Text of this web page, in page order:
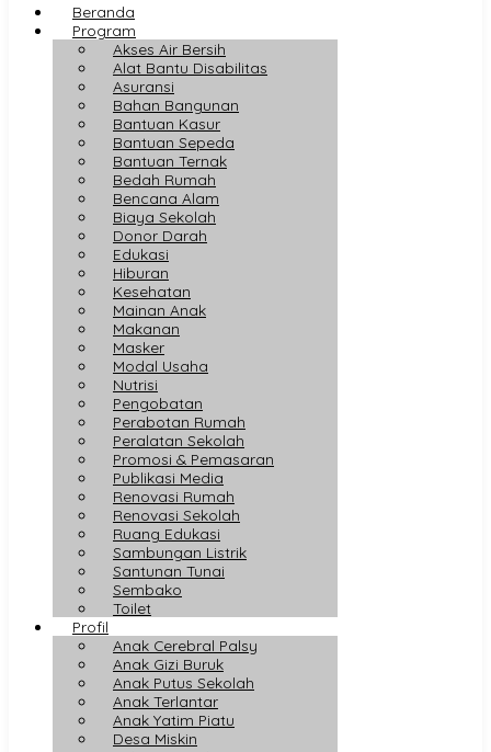
Beranda
Program
Akses Air Bersih
Alat Bantu Disabilitas
Asuransi
Bahan Bangunan
Bantuan Kasur
Bantuan Sepeda
Bantuan Ternak
Bedah Rumah
Bencana Alam
Biaya Sekolah
Donor Darah
Edukasi
Hiburan
Kesehatan
Mainan Anak
Makanan
Masker
Modal Usaha
Nutrisi
Pengobatan
Perabotan Rumah
Peralatan Sekolah
Promosi & Pemasaran
Publikasi Media
Renovasi Rumah
Renovasi Sekolah
Ruang Edukasi
Sambungan Listrik
Santunan Tunai
Sembako
Toilet
Profil
Anak Cerebral Palsy
Anak Gizi Buruk
Anak Putus Sekolah
Anak Terlantar
Anak Yatim Piatu
Desa Miskin